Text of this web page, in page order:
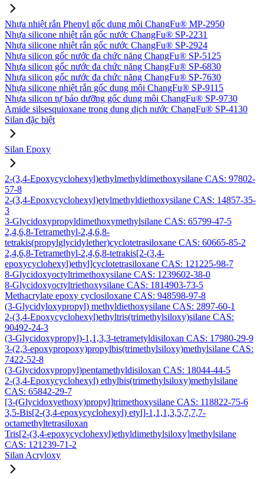
Nhựa nhiệt rắn Phenyl gốc dung môi ChangFu® MP-2950
Nhựa silicone nhiệt rắn gốc nước ChangFu® SP-2231
Nhựa silicone nhiệt rắn gốc nước ChangFu® SP-2924
Nhựa silicon gốc nước đa chức năng ChangFu® SP-5125
Nhựa silicon gốc nước đa chức năng ChangFu® SP-6830
Nhựa silicon gốc nước đa chức năng ChangFu® SP-7630
Nhựa silicone nhiệt rắn gốc dung môi ChangFu® SP-9115
Nhựa silicon tự bảo dưỡng gốc dung môi ChangFu® SP-9730
Amide silsesquioxane trong dung dịch nước ChangFu® SP-4130
Silan đặc biệt
Silan Epoxy
2-(3,4-Epoxycyclohexyl)ethylmethyldimethoxysilane CAS: 97802-
57-8
2-(3,4-Epoxycyclohexyl)etylmethyldiethoxysilane CAS: 14857-35-
3
3-Glycidoxypropyldimethoxymethylsilane CAS: 65799-47-5
2,4,6,8-Tetramethyl-2,4,6,8-
tetrakis(propylglycidylether)cyclotetrasiloxane CAS: 60665-85-2
2,4,6,8-Tetramethyl-2,4,6,8-tetrakis[2-(3,4-
epoxycyclohexyl)ethyl]cyclotetrasiloxane CAS: 121225-98-7
8-Glycidoxyoctyltrimethoxysilane CAS: 1239602-38-0
8-Glycidoxyoctyltriethoxysilane CAS: 1814903-73-5
Methacrylate epoxy cyclosiloxane CAS: 948598-97-8
(3-Glycidyloxypropyl) methyldiethoxysilane CAS: 2897-60-1
2-(3,4-Epoxycyclohexyl)ethyltris(trimethylsiloxy)silane CAS:
90492-24-3
(3-Glycidoxypropyl)-1,1,3,3-tetrametyldisiloxan CAS: 17980-29-9
3-(2,3-epoxypropoxy)propylbis(trimethylsiloxy)methylsilane CAS:
7422-52-8
(3-Glycidoxypropyl)pentamethyldisiloxan CAS: 18044-44-5
2-(3,4-Epoxycyclohexyl) ethylbis(trimethylsiloxy)methylsilane
CAS: 65842-29-7
[3-(Glycidoxyethoxy)propyl]trimethoxysilane CAS: 118822-75-6
3,5-Bis[2-(3,4-epoxycyclohexyl) etyl]-1,1,1,3,5,7,7,7-
octamethyltetrasiloxan
Tris[2-(3,4-epoxycyclohexyl)ethyldimethylsiloxy]methylsilane
CAS: 121239-71-2
Silan Acryloxy